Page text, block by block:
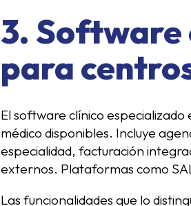
3. Software
para
El software clínico
médico disponibles. Incluye
especialidad, facturación
externos. Plataformas como
Las funcionalidades que lo